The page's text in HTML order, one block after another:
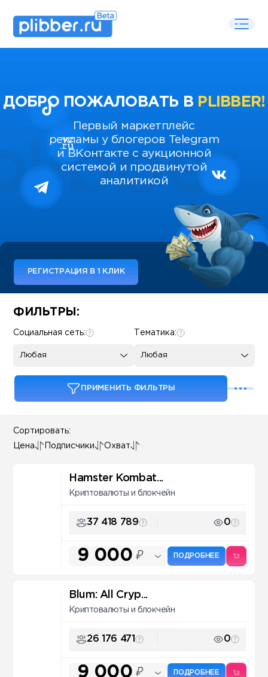
ДОБРО ПОЖАЛОВАТЬ В PLIBBER!
Первый маркетплейс
рекламы у блогеров Telegram
и ВКонтакте с аукционной
системой и продвинутой
аналитикой
РЕГИСТРАЦИЯ В 1 КЛИК
Some SEO Title
ФИЛЬТРЫ:
Тематика:
Любая
Социальная сеть:
Любая
ПРИМЕНИТЬ ФИЛЬТРЫ
Сортировать:
Цена Подписчики Охват
Hamster Kombat...
Криптовалюты и блокчейн
37 418 789 0
9 000 ₽ ПОДРОБНЕЕ
Blum: All Cryp...
Криптовалюты и блокчейн
26 176 471 0
9 000 ₽ ПОДРОБНЕЕ